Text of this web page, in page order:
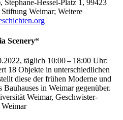
Hessel-Platz 1, 99423
Weimar; Weitere
Scenery“
täglich 10:00 – 18:00 Uhr:
18 Objekte in unterschiedlichen
diese der frühen Moderne und
Bauhauses in Weimar gegenüber.
Weimar, Geschwister-